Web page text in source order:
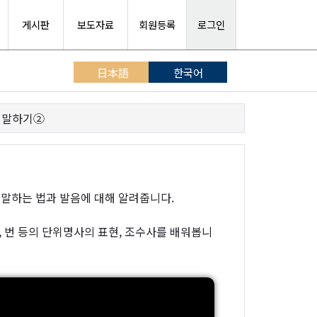
게시판 보도자료 회원등록 로그인
日本語 한국어
말하기②
하는 법과 발음에 대해 알려줍니다.
등의 단위명사의 표현, 조수사를 배워봅니